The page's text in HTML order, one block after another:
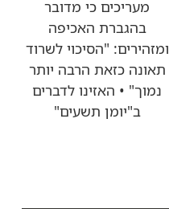
מעריכים כי מדובר
בהגברת האכיפה
ומזהירים: "הסיכוי לשרוד
תאונה כזאת הרבה יותר
נמוך" • האזינו לדברים
ב"יומן תשעים"